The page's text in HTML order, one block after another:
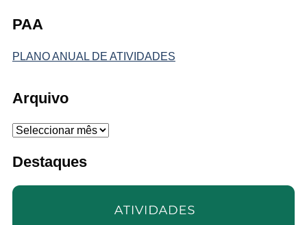
PAA
PLANO ANUAL DE ATIVIDADES
Arquivo
Arquivo
Destaques